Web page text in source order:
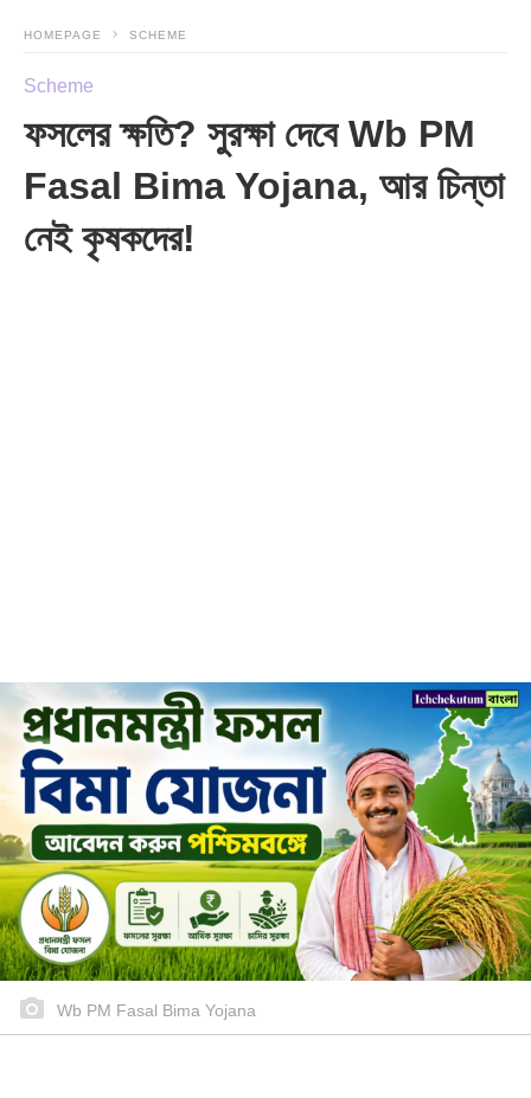
HOMEPAGE SCHEME
Scheme
ফসলের ক্ষতি? সুরক্ষা দেবে Wb PM
Fasal Bima Yojana, আর চিন্তা
নেই কৃষকদের!
Wb PM Fasal Bima Yojana